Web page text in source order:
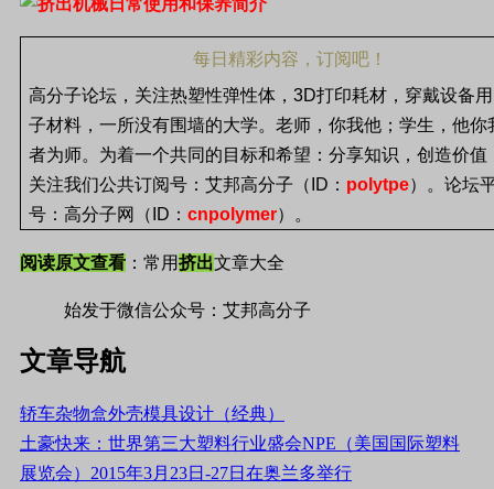
每日精彩内容，订阅吧！
高分子论坛，关注热塑性弹性体， 3D打印耗材，穿戴设备
子材料，一所没有围墙的大学。老师，你我他；学生，他你
者为师。为着一个共同的目标和希望：分享知识，创造价值
关注我们公共订阅号：艾邦高分子（ ID ： polytpe）。论坛
号：高分子网（ ID ： cnpolymer）。
阅读原文查看 ：常用挤出文章大全
始发于微信公众号：艾邦高分子
文章导航
轿车杂物盒外壳模具设计（经典）
土豪快来：世界第三大塑料行业盛会NPE（美国国际塑料
展览会）2015年3月23日-27日在奥兰多举行